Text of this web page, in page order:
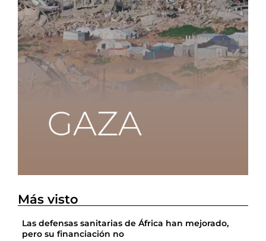
Más visto
Las defensas sanitarias de África han mejorado,
pero su financiación no